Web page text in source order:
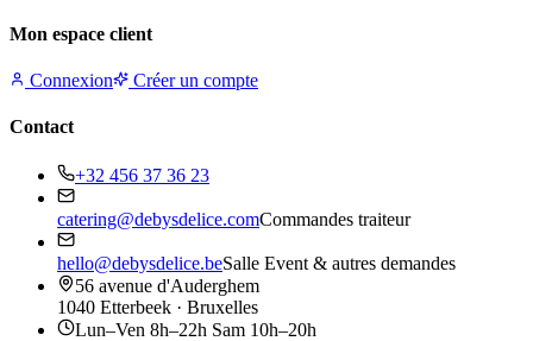
Mon espace client
Connexion Créer un compte
Contact
+32 456 37 36 23
catering@debysdelice.comCommandes traiteur
hello@debysdelice.beSalle Event & autres demandes
56 avenue d'Auderghem
1040 Etterbeek · Bruxelles
Lun–Ven 8h–22h Sam 10h–20h